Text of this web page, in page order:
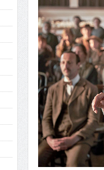
CINEMA×STYLE 286号
CINEMA×STYLE 285号
CINEMA×STYLE 294号